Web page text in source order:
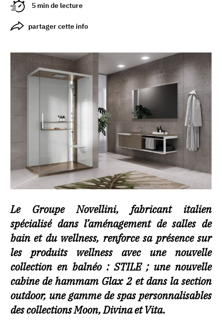
5 min de lecture
partager cette info
Le Groupe Novellini, fabricant italien
spécialisé dans l’aménagement de salles de
bain et du wellness, renforce sa présence sur
les produits wellness avec une nouvelle
collection en balnéo : STILE ; une nouvelle
cabine de hammam Glax 2 et dans la section
outdoor, une gamme de spas personnalisables
des collections Moon, Divina et Vita.